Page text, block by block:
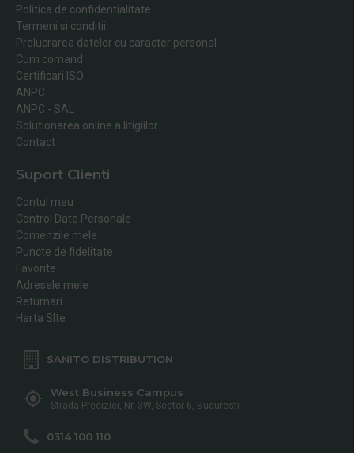
Politica de confidentialitate
Termeni si conditii
Prelucrarea datelor cu caracter personal
Cum comand
Certificari ISO
ANPC
ANPC - SAL
Solutionarea online a litigiilor
Contact
Suport Clienti
Contul meu
Control Date Personale
Comenzile mele
Puncte de fidelitate
Favorite
Adresele mele
Returnari
Harta SIte
SANITO DISTRIBUTION
West Business Campus
Strada Preciziei, Nr, 3W, Sector 6, Bucuresti
0314 100 110